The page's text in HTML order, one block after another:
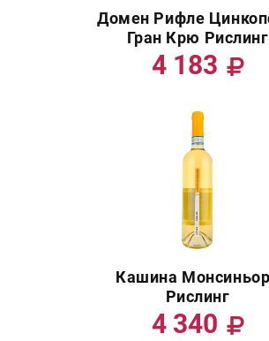
Домен Рифле
Гран Крю Рислинг
4 183
Кашина
Рислинг
4 340